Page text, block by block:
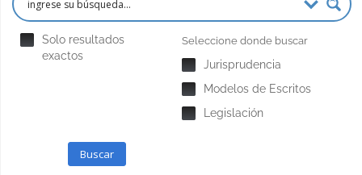
Solo resultados
exactos
Seleccione donde buscar
Jurisprudencia
Modelos de Escritos
Legislación
Buscar